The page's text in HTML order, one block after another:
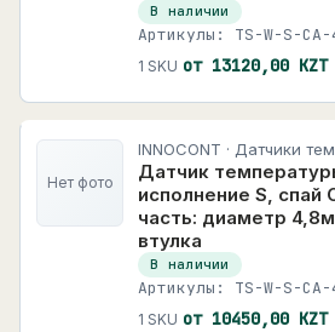
В наличии
Артикулы: TS-W-S-
1 SKU от 13120,00 KZT
Нет фото
INNOCONT · Датчики
Датчик
исполнение S, спай
часть: диаметр
втулка
В наличии
Артикулы: TS-W-S-
1 SKU от 10450,00 KZT